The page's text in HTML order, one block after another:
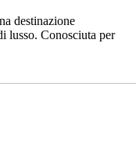
destinazione
lusso. Conosciuta per